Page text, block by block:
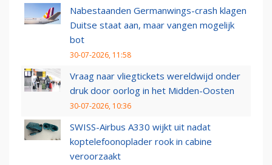
Nabestaanden Germanwings-crash klagen
Duitse staat aan, maar vangen mogelijk
bot
30-07-2026, 11:58
Vraag naar vliegtickets wereldwijd onder
druk door oorlog in het Midden-Oosten
30-07-2026, 10:36
SWISS-Airbus A330 wijkt uit nadat
koptelefoonoplader rook in cabine
veroorzaakt